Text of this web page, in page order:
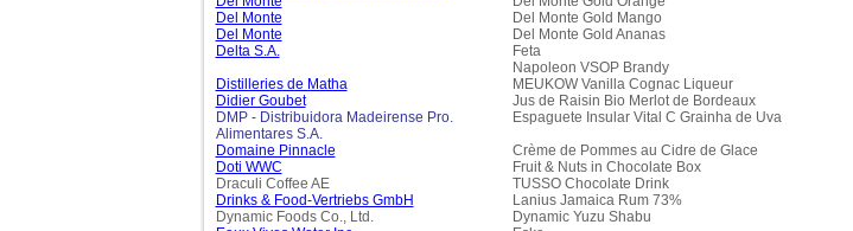
Del Monte
Del Monte Gold Mango
Del Monte
Del Monte Gold Ananas
Delta S.A.
Feta
Napoleon VSOP Brandy
Distilleries de Matha
MEUKOW Vanilla Cognac Liqueur
Didier Goubet
Jus de Raisin Bio Merlot de Bordeaux
DMP - Distribuidora Madeirense Pro.
Alimentares S.A.
Espaguete Insular Vital C Grainha de Uva
Domaine Pinnacle
Crème de Pommes au Cidre de Glace
Doti WWC
Fruit & Nuts in Chocolate Box
Draculi Coffee AE
TUSSO Chocolate Drink
Drinks & Food-Vertriebs GmbH
Lanius Jamaica Rum 73%
Dynamic Foods Co., Ltd.
Dynamic Yuzu Shabu